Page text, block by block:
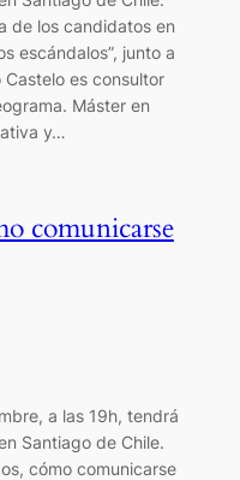
de los candidatos en
escándalos”, junto a
Castelo es consultor
Máster en
y…
comunicarse
a las 19h, tendrá
Santiago de Chile.
cómo comunicarse